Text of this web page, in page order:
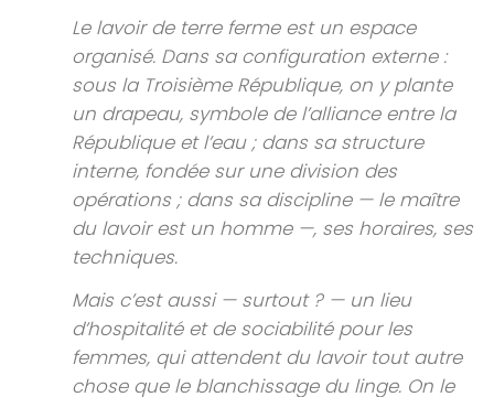
Le lavoir de terre ferme est un espace
organisé. Dans sa configuration externe :
sous la Troisième République, on y plante
un drapeau, symbole de l’alliance entre la
République et l’eau ; dans sa structure
interne, fondée sur une division des
opérations ; dans sa discipline — le maître
du lavoir est un homme —, ses horaires, ses
techniques.
Mais c’est aussi — surtout ? — un lieu
d’hospitalité et de sociabilité pour les
femmes, qui attendent du lavoir tout autre
chose que le blanchissage du linge. On le